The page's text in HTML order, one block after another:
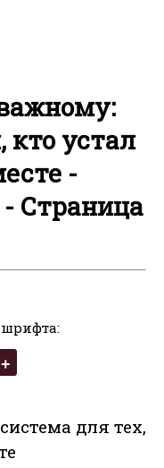
кто устал
-
Страница
для тех,